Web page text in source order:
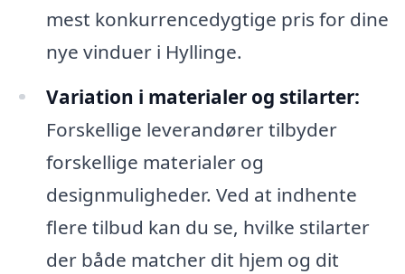
mest konkurrencedygtige pris for dine
nye vinduer i Hyllinge.
Variation i materialer og stilarter:
Forskellige leverandører tilbyder
forskellige materialer og
designmuligheder. Ved at indhente
flere tilbud kan du se, hvilke stilarter
der både matcher dit hjem og dit